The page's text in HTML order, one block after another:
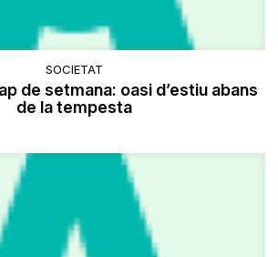
SOCIETAT
de setmana: oasi d’estiu abans
de la tempesta